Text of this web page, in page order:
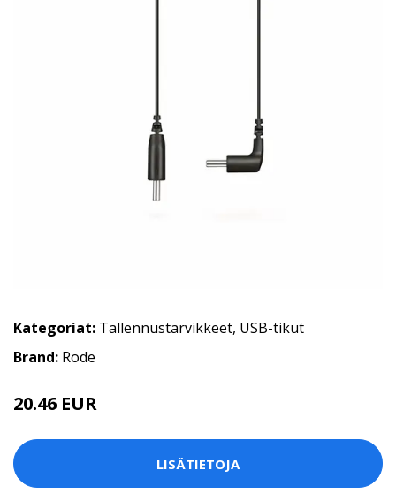
Kategoriat: Tallennustarvikkeet, USB-tikut
Brand: Rode
20.46 EUR
LISÄTIETOJA